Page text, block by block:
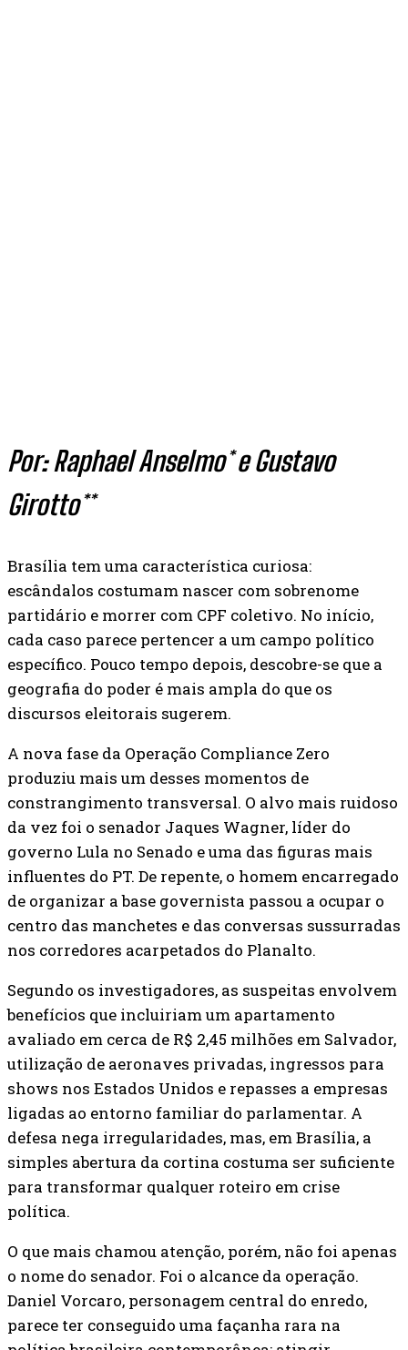
Por: Raphael Anselmo* e Gustavo
Girotto**
Brasília tem uma característica curiosa:
escândalos costumam nascer com sobrenome
partidário e morrer com CPF coletivo. No início,
cada caso parece pertencer a um campo político
específico. Pouco tempo depois, descobre-se que a
geografia do poder é mais ampla do que os
discursos eleitorais sugerem.
A nova fase da Operação Compliance Zero
produziu mais um desses momentos de
constrangimento transversal. O alvo mais ruidoso
da vez foi o senador Jaques Wagner, líder do
governo Lula no Senado e uma das figuras mais
influentes do PT. De repente, o homem encarregado
de organizar a base governista passou a ocupar o
centro das manchetes e das conversas sussurradas
nos corredores acarpetados do Planalto.
Segundo os investigadores, as suspeitas envolvem
benefícios que incluiriam um apartamento
avaliado em cerca de R$ 2,45 milhões em Salvador,
utilização de aeronaves privadas, ingressos para
shows nos Estados Unidos e repasses a empresas
ligadas ao entorno familiar do parlamentar. A
defesa nega irregularidades, mas, em Brasília, a
simples abertura da cortina costuma ser suficiente
para transformar qualquer roteiro em crise
política.
O que mais chamou atenção, porém, não foi apenas
o nome do senador. Foi o alcance da operação.
Daniel Vorcaro, personagem central do enredo,
parece ter conseguido uma façanha rara na